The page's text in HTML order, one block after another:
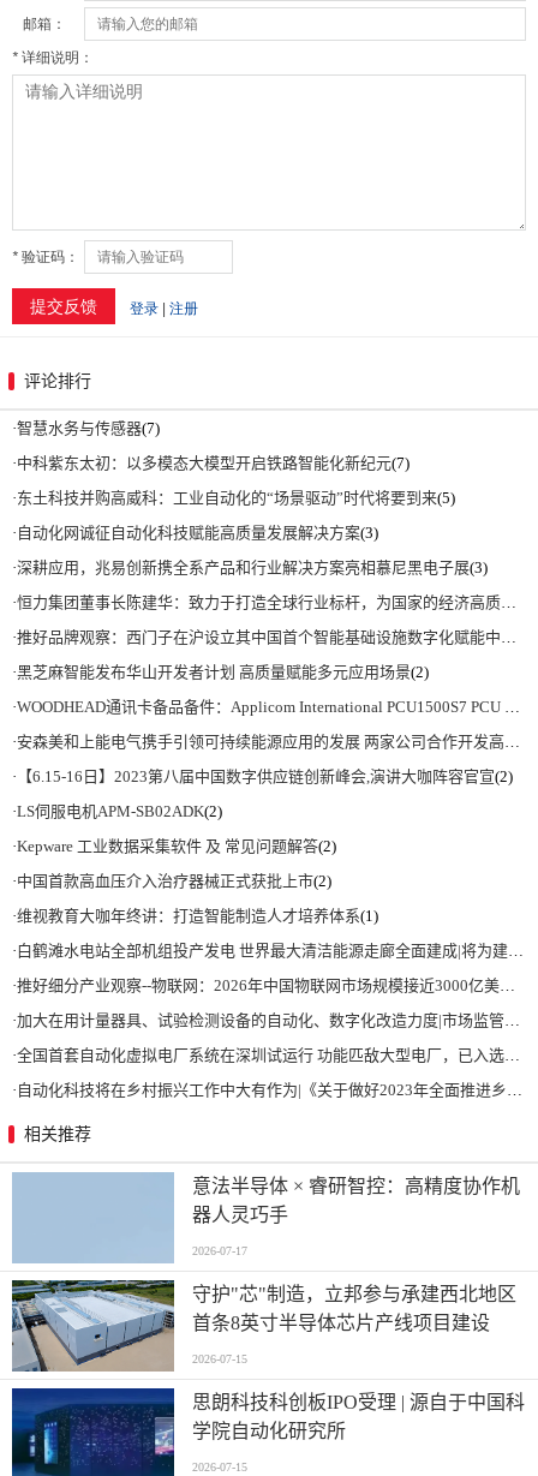
评论排行
·智慧水务与传感器(7)
·中科紫东太初：以多模态大模型开启铁路智能化新纪元(7)
·东土科技并购高威科：工业自动化的“场景驱动”时代将要到来(5)
· 自动化网诚征自动化科技赋能高质量发展解决方案(3)
·深耕应用，兆易创新携全系产品和行业解决方案亮相慕尼黑电子展(3)
·恒力集团董事长陈建华：致力于打造全球行业标杆，为国家的经济高质量发展贡献更大力量|上海电气集团党委书记、董事长吴磊来访
·推好品牌观察：西门子在沪设立其中国首个智能基础设施数字化赋能中心
·黑芝麻智能发布华山开发者计划 高质量赋能多元应用场景(2)
·WOODHEAD通讯卡备品备件：Applicom International PCU1500S7 PCU 1500 S7 V4.5.0
·安森美和上能电气携手引领可持续能源应用的发展 两家公司合作开发高性能储能和太阳能组串式逆变器方案 以实现可持续的未来
· 【6.15-16日】2023第八届中国数字供应链创新峰会,演讲大咖阵容官宣(2)
·LS伺服电机APM-SB02ADK(2)
·Kepware 工业数据采集软件 及 常见问题解答(2)
·中国首款高血压介入治疗器械正式获批上市(2)
·维视教育大咖年终讲：打造智能制造人才培养体系(1)
·白鹤滩水电站全部机组投产发电 世界最大清洁能源走廊全面建成|将为建设新型能源体系、保障国家能源安全、实现“双碳”目标提供有力支撑
·推好细分产业观察--物联网：2026年中国物联网市场规模接近3000亿美元 智慧工厂、智慧城市、智慧电网等将占60%以上
·加大在用计量器具、试验检测设备的自动化、数字化改造力度|市场监管总局 工业和信息化部 关于促进企业计量能力提升的指导意见
·全国首套自动化虚拟电厂系统在深圳试运行 功能匹敌大型电厂，已入选国际典型案例
· 自动化科技将在乡村振兴工作中大有作为|《关于做好2023年全面推进乡村振兴重点工作的意见》发布
相关推荐
意法半导体 × 睿研智控：高精度协作机
器人灵巧手
2026-07-17
守护"芯"制造，立邦参与承建西北地区
首条8英寸半导体芯片产线项目建设
2026-07-15
思朗科技科创板IPO受理 | 源自于中国科
学院自动化研究所
2026-07-15